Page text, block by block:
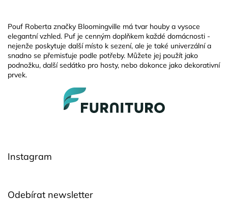
Pouf Roberta značky Bloomingville má tvar houby a vysoce
elegantní vzhled. Puf je cenným doplňkem každé domácnosti -
nejenže poskytuje další místo k sezení, ale je také univerzální a
snadno se přemisťuje podle potřeby. Můžete jej použít jako
podnožku, další sedátko pro hosty, nebo dokonce jako dekorativní
prvek.
Instagram
Odebírat newsletter